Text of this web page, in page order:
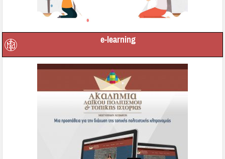
e-learning